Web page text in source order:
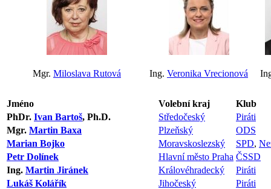
Mgr. Miloslava Rutová Ing. Veronika Vrecionová
Jméno Volební kraj
Klub
PhDr. Ivan Bartoš, Ph.D. Středočeský
Piráti
Mgr. Martin Baxa Plzeňský
ODS
Marian Bojko
Moravskoslezský SPD,
Petr Dolínek
Hlavní město Praha ČSSD
Ing. Martin Jiránek Královéhradecký
Piráti
Lukáš Kolářík
Jihočeský
Piráti